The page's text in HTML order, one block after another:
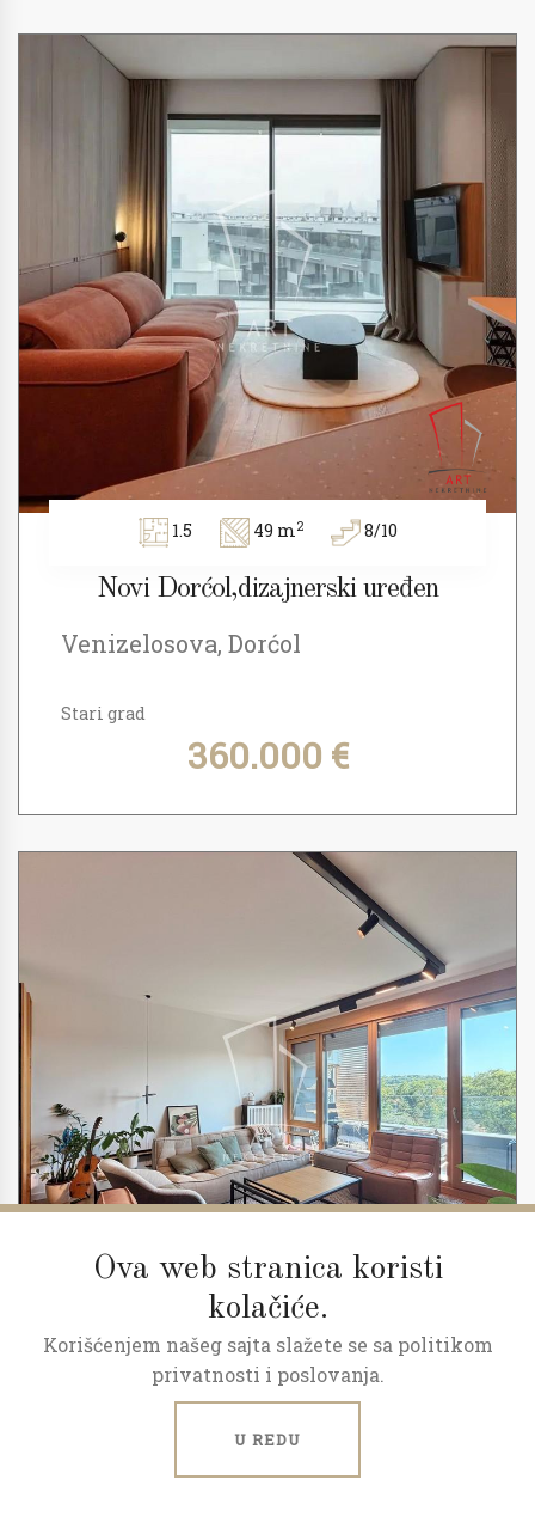
Ova web stranica koristi
kolačiće.
Korišćenjem našeg sajta slažete se sa politikom
privatnosti i poslovanja.
U REDU
1.5 49 m2 8/10
Novi Dorćol,dizajnerski uređen
Venizelosova, Dorćol
Stari grad
360.000 €
3.0 86 m2 5/23
Skyline, kompletno opremljen